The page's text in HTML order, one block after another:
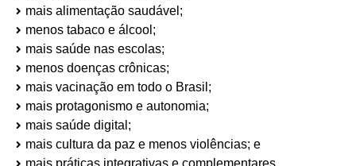
mais alimentação saudável;
menos tabaco e álcool;
mais saúde nas escolas;
menos doenças crônicas;
mais vacinação em todo o Brasil;
mais protagonismo e autonomia;
mais saúde digital;
mais cultura da paz e menos violências; e
mais práticas integrativas e complementares.